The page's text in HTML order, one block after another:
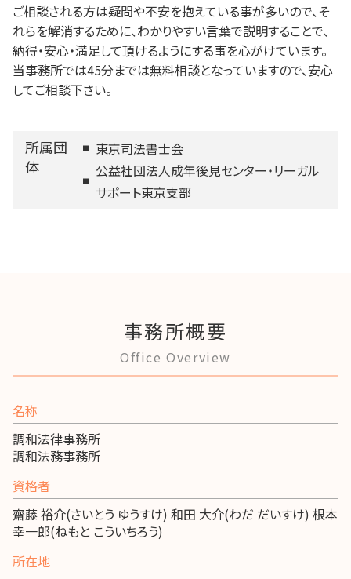
ご相談される方は疑問や不安を抱えている事が多いので、そ
れらを解消するために、わかりやすい言葉で説明することで、
納得・安心・満足して頂けるようにする事を心がけています。
当事務所では45分までは無料相談となっていますので、安心
してご相談下さい。
所属団
体
東京司法書士会
公益社団法人成年後見センター・リーガル
サポート東京支部
事務所概要
Office Overview
名称
調和法律事務所
調和法務事務所
資格者
齋藤 裕介(さいとう ゆうすけ) 和田 大介(わだ だいすけ) 根本
幸一郎(ねもと こういちろう)
所在地